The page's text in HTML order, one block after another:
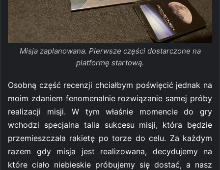
Misja zaplanowana. Pierwsze części dostarczone na
platformę startową.
Osobną część recenzji chciałbym poświęcić jednak na
moim zdaniem fenomenalnie rozwiązanie samej próby
realizacji misji. W tym właśnie momencie do gry
wchodzi specjalna talia sukcesu misji, która będzie
przemieszczała rakietę po torze do celu. Za każdym
razem gdy misja jest realizowana, decydujemy na
które ciało niebieskie próbujemy się dostać, a nasz